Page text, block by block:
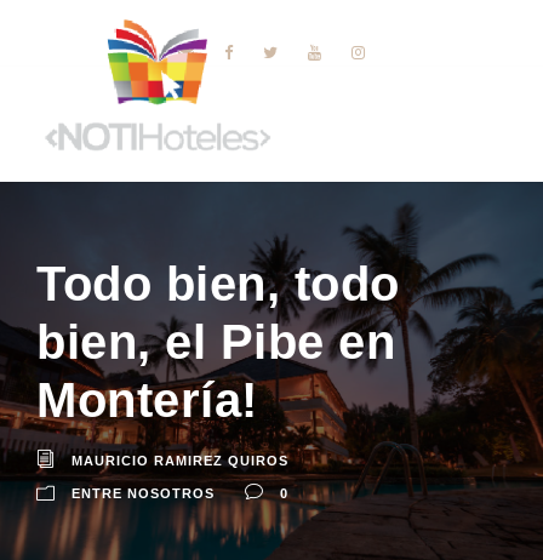
Todo bien, todo
bien, el Pibe en
Montería!
MAURICIO RAMIREZ QUIROS
ENTRE NOSOTROS 0